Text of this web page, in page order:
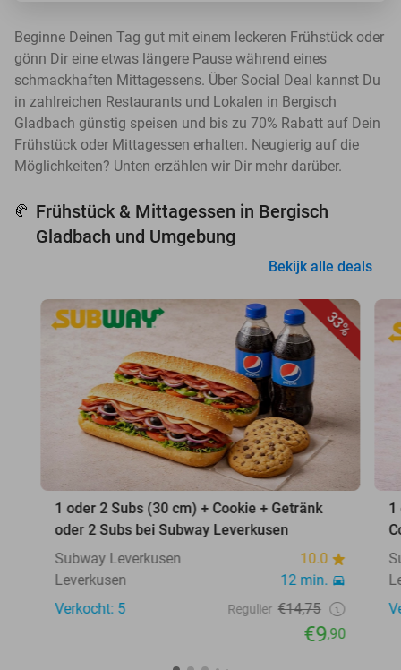
Beginne Deinen Tag gut mit einem leckeren Frühstück oder
gönn Dir eine etwas längere Pause während eines
schmackhaften Mittagessens. Über Social Deal kannst Du
in zahlreichen Restaurants und Lokalen in Bergisch
Gladbach günstig speisen und bis zu 70% Rabatt auf Dein
Frühstück oder Mittagessen erhalten. Neugierig auf die
Möglichkeiten? Unten erzählen wir Dir mehr darüber.
🥐 Frühstück & Mittagessen in Bergisch
Gladbach und Umgebung
Bekijk alle deals
33%
1 oder 2 Subs (30 cm) + Cookie + Getränk
oder 2 Subs bei Subway Leverkusen
Subway Leverkusen
10.0
Leverkusen
12 min.
Verkocht: 5
Regulier €14,75
€9,90
1